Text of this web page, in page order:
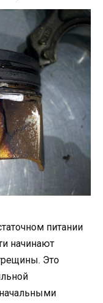
питании
начинают
Это